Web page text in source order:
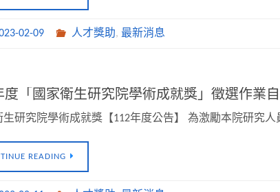
02-09 人才獎助, 最新消息
度「國家衛生研究院學術成就獎」徵選作業
生研究院學術成就獎【112年度公告】 為激勵本院研究
READING